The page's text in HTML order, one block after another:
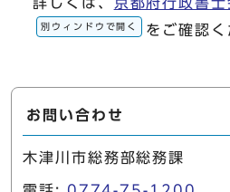
詳しくは、 京都府行政書
別ウィンドウで開く をご確認く
お問い合わせ
木津川市総務部総務課